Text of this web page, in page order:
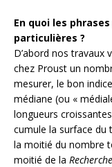
En quoi les
particulières ?
D’abord nos travaux
chez Proust un
mesurer, le bon
médiane (ou «
longueurs
cumule la surface du
la moitié du nombre
moitié de la Recherche